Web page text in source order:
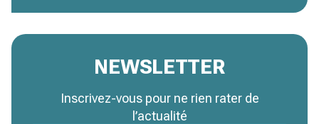
NEWSLETTER
Inscrivez-vous pour ne rien rater de
l’actualité